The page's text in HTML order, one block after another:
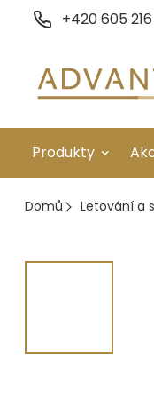
+420 605
Produkty
Galvanické
Strojní obrábění
Domů Letování a